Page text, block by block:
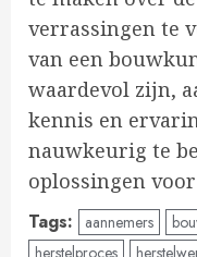
verrassingen te
van een
waardevol zijn,
kennis en
nauwkeurig te
oplossingen
Tags: aannemers